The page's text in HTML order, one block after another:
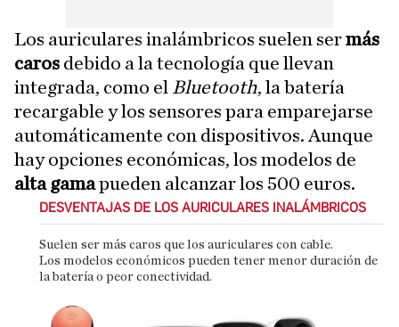
Los auriculares inalámbricos suelen sermás
caros debido a la tecnología que llevan
integrada, como el Bluetooth, la batería
recargable y los sensores para emparejarse
automáticamente con dispositivos. Aunque
hay opciones económicas, los modelos de
alta gamapueden alcanzar los 500 euros.
DESVENTAJAS DE LOS AURICULARES INALÁMBRICOS
Suelen ser más caros que los auriculares con cable.
Los modelos económicos pueden tener menor duración de
la batería o peor conectividad.